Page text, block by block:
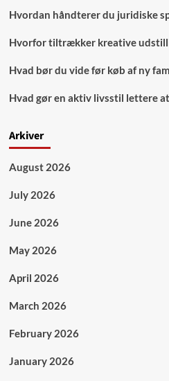
Hvordan håndterer du juridiske
Hvorfor tiltrækker kreative
Hvad bør du vide før køb af ny
Hvad gør en aktiv livsstil lettere
Arkiver
August 2026
July 2026
June 2026
May 2026
April 2026
March 2026
February 2026
January 2026